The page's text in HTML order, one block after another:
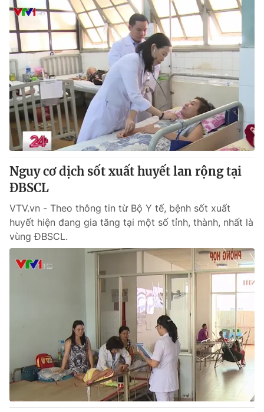
THỜI BÁO VTV
Theo dõi báo trên
Cơ quan chủ quản:
Đài Truyền hình Việt Nam
Cơ quan báo chí:Thời báo VTV
Giấy phép hoạt động báo in và báo điện tử số 483/GP-BTTTT
cấp ngày 29/12/2023
Tổng Biên tập:
Nguyễn Thị Mỹ Hạnh, Phạm Quốc Thắng,
Nguyễn Trọng Ninh
Tổng đài VTV:
024.38 355 931 - 024.38 355 932
Ðiện thoại Thời báo VTV:024.66 897 897
Email:toasoan@vtv.vn
024-7300.7108
Nguy cơ dịch sốt xuất huyết lan rộng tại
ĐBSCL
VTV.vn - Theo thông tin từ Bộ Y tế, bệnh sốt xuất
huyết hiện đang gia tăng tại một số tỉnh, thành, nhất là
vùng ĐBSCL.